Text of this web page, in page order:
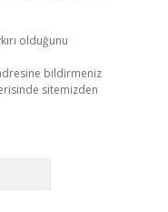
olduğunu
bildirmeniz
sitemizden